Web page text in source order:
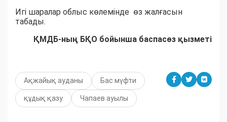
Игі шаралар облыс көлемінде өз жалғасын
табады.
ҚМДБ-ның БҚО бойынша баспасөз қызметі
Ақжайық ауданы Бас мүфти
құдық қазу Чапаев ауылы